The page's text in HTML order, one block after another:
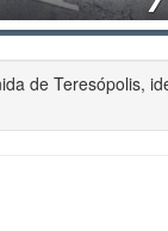
de Teresópolis,